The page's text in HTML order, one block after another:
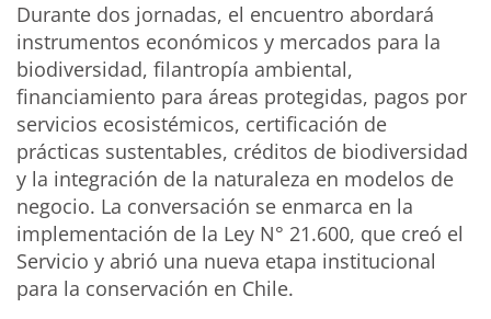
Durante dos jornadas, el encuentro abordará
instrumentos económicos y mercados para la
biodiversidad, filantropía ambiental,
financiamiento para áreas protegidas, pagos por
servicios ecosistémicos, certificación de
prácticas sustentables, créditos de biodiversidad
y la integración de la naturaleza en modelos de
negocio. La conversación se enmarca en la
implementación de la Ley N° 21.600, que creó el
Servicio y abrió una nueva etapa institucional
para la conservación en Chile.